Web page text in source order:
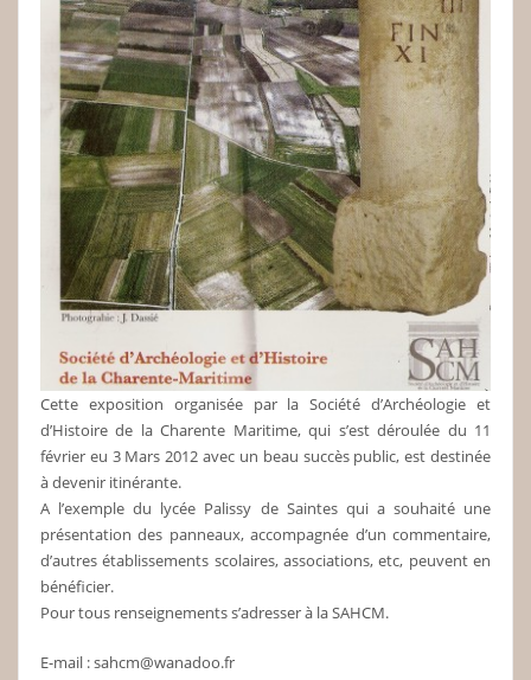
Cette exposition organisée par la Société d’Archéologie et
d’Histoire de la Charente Maritime, qui s’est déroulée du 11
février eu 3 Mars 2012 avec un beau succès public, est destinée
à devenir itinérante.
A l’exemple du lycée Palissy de Saintes qui a souhaité une
présentation des panneaux, accompagnée d’un commentaire,
d’autres établissements scolaires, associations, etc, peuvent en
bénéficier.
Pour tous renseignements s’adresser à la SAHCM.
E-mail : sahcm@wanadoo.fr